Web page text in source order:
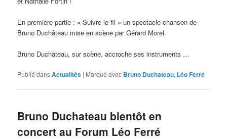
En première partie : « Suivre le fil » un spectacle-chanson de
Bruno Duchâteau mise en scène par Gérard Morel.
Bruno Duchâteau, sur scène, accroche ses instruments …
Publié dansActualités | Marqué avec Bruno Duchateau, Léo Ferré
Bruno Duchateau bientôt en
concert au Forum Léo Ferré